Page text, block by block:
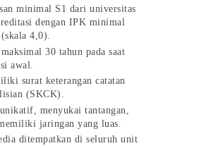
minimal S1 dari universitas
dengan IPK minimal
4,0).
30 tahun pada saat
awal.
surat keterangan catatan
(SKCK).
menyukai tantangan,
jaringan yang luas.
ditempatkan di seluruh unit